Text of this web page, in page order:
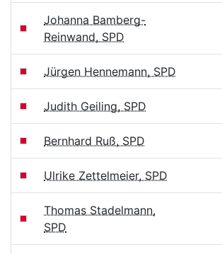
Johanna Bamberg-
Reinwand, SPD
Jürgen Hennemann, SPD
Judith Geiling, SPD
Bernhard Ruß, SPD
Ulrike Zettelmeier, SPD
Thomas Stadelmann,
SPD